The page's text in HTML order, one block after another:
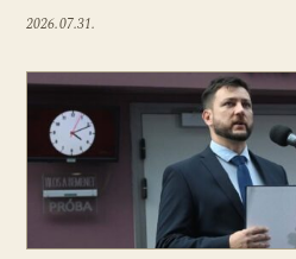
2026.07.31.